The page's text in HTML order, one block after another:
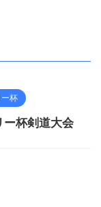
杯
ー杯剣道大会